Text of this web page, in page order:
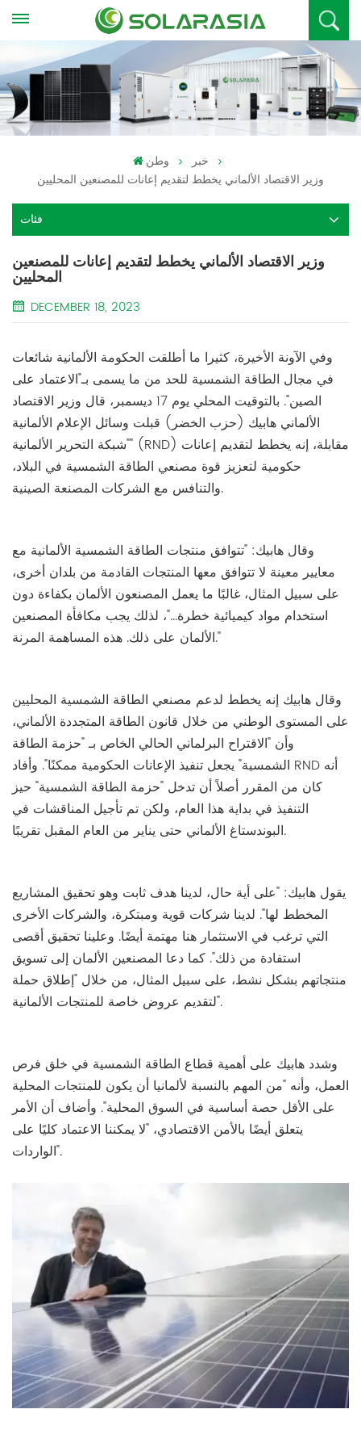
وطن
خبر
وزير الاقتصاد الألماني يخطط لتقديم إعانات للمصنعين المحليين
فئات
وزير الاقتصاد الألماني يخطط لتقديم إعانات للمصنعين
المحليين
DECEMBER 18, 2023
وفي الآونة الأخيرة، كثيرا ما أطلقت الحكومة الألمانية شائعات
في مجال الطاقة الشمسية للحد من ما يسمى بـ"الاعتماد على
الصين". بالتوقيت المحلي يوم 17 ديسمبر، قال وزير الاقتصاد
الألماني هابيك (حزب الخضر) قبلت وسائل الإعلام الألمانية
"شبكة التحرير الألمانية" (RND) مقابلة، إنه يخطط لتقديم إعانات
حكومية لتعزيز قوة مصنعي الطاقة الشمسية في البلاد،
والتنافس مع الشركات المصنعة الصينية.
وقال هابيك: "تتوافق منتجات الطاقة الشمسية الألمانية مع
معايير معينة لا تتوافق معها المنتجات القادمة من بلدان أخرى،
على سبيل المثال، غالبًا ما يعمل المصنعون الألمان بكفاءة دون
استخدام مواد كيميائية خطرة..."، لذلك يجب مكافأة المصنعين
الألمان على ذلك. هذه المساهمة المرنة."
وقال هابيك إنه يخطط لدعم مصنعي الطاقة الشمسية المحليين
على المستوى الوطني من خلال قانون الطاقة المتجددة الألماني،
وأن "الاقتراح البرلماني الحالي الخاص بـ "حزمة الطاقة
الشمسية" يجعل تنفيذ الإعانات الحكومية ممكنًا". وأفاد RND أنه
كان من المقرر أصلاً أن تدخل "حزمة الطاقة الشمسية" حيز
التنفيذ في بداية هذا العام، ولكن تم تأجيل المناقشات في
البوندستاغ الألماني حتى يناير من العام المقبل تقريبًا.
يقول هابيك: "على أية حال، لدينا هدف ثابت وهو تحقيق المشاريع
المخطط لها". لدينا شركات قوية ومبتكرة، والشركات الأخرى
التي ترغب في الاستثمار هنا مهتمة أيضًا. وعلينا تحقيق أقصى
استفادة من ذلك". كما دعا المصنعين الألمان إلى تسويق
منتجاتهم بشكل نشط، على سبيل المثال، من خلال "إطلاق حملة
لتقديم عروض خاصة للمنتجات الألمانية".
وشدد هابيك على أهمية قطاع الطاقة الشمسية في خلق فرص
العمل، وأنه "من المهم بالنسبة لألمانيا أن يكون للمنتجات المحلية
على الأقل حصة أساسية في السوق المحلية". وأضاف أن الأمر
يتعلق أيضًا بالأمن الاقتصادي، "لا يمكننا الاعتماد كليًا على
الواردات".